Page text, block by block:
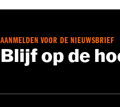
AANMELDEN VOOR DE NIEUWSBRIEF
Blijf op de